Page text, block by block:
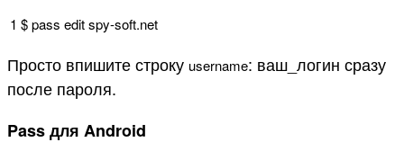
1 $pass editspy-soft.net
Просто впишите строку username: ваш_логин сразу
после пароля.
Pass для Android